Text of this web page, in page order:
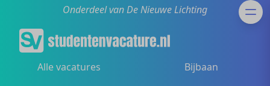
Onderdeel van De Nieuwe Lichting
Alle vacatures Bijbaan